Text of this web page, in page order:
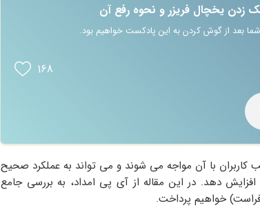
زدن یخچال فریزر و نحوه رفع آن
بعد از گوش کردن به این پادکست خواهیم بود.
168
با آن مواجه می‌ شوند و می‌ تواند به عملکرد صحیح
دهد. در این مقاله از آی پی امداد، به بررسی جامع
خواهیم پرداخت.